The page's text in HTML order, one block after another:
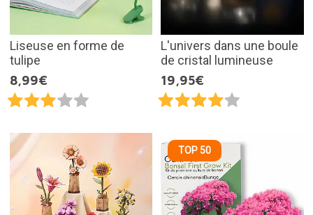
Liseuse en forme de
tulipe
8,99€
L'univers dans une boule
de cristal lumineuse
19,95€
TOP 50